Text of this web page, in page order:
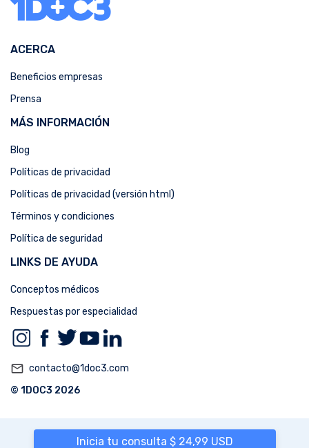
Inicia tu consulta $ 24,99 USD
ACERCA
Beneficios empresas
Prensa
MÁS INFORMACIÓN
Blog
Políticas de privacidad
Políticas de privacidad (versión html)
Términos y condiciones
Política de seguridad
LINKS DE AYUDA
Conceptos médicos
Respuestas por especialidad
mail_outline contacto@1doc3.com
© 1DOC3 2026